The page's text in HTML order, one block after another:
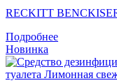
RECKITT
Подробнее
Новинка